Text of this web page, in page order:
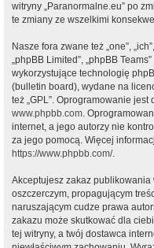
witryny „Paranormalne.eu” po
te zmiany ze wszelkimi
Nasze fora zwane też „one”,
„phpBB Limited”, „phpBB
wykorzystujące technologię
(bulletin board), wydane na
też „GPL”. Oprogramowanie
www.phpbb.com.
internet, a jego autorzy nie
za jego pomocą. Więcej
https://www.phpbb.com/.
Akceptujesz zakaz
oszczerczym, propagującym
naruszającym cudze prawa
zakazu może skutkować dla
tej witryny, a twój dostawca